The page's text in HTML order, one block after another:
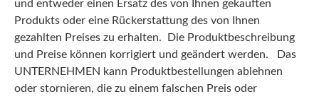
und entweder einen Ersatz des von Ihnen gekauften
Produkts oder eine Rückerstattung des von Ihnen
gezahlten Preises zu erhalten. Die Produktbeschreibung
und Preise können korrigiert und geändert werden. Das
UNTERNEHMEN kann Produktbestellungen ablehnen
oder stornieren, die zu einem falschen Preis oder